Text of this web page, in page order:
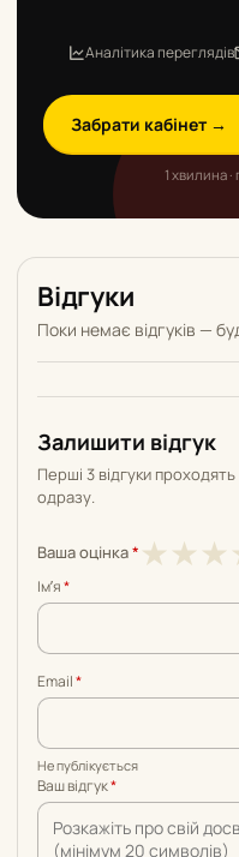
Аналітика переглядів
Забрати кабінет →
1 хвилина
Відгуки
Поки немає відгуків —
Залишити відгук
Перші 3 відгуки
одразу.
Ваша оцінка* ★
★2
5
★1
5
Імʼя*
Email*
Не публікується
Ваш відгук*